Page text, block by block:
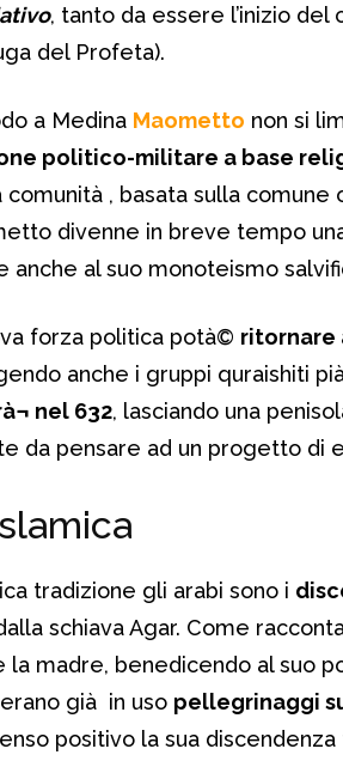
, tanto da essere l’inizio
del Profeta).
a Medina Maometto non si
politico-militare a base
comunità , basata sulla
divenne in breve tempo
anche al suo monoteismo
forza politica potà© ritornare
anche i gruppi quraishiti
nel 632, lasciando una
da pensare ad un progetto di
tradizione gli arabi sono i
schiava Agar. Come
la madre, benedicendo al suo
già in uso pellegrinaggi
positivo la sua